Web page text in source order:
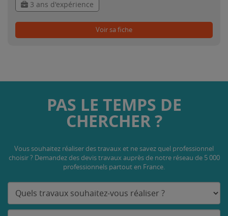
3 ans d'expérience
Voir sa fiche
PAS LE TEMPS DE
CHERCHER ?
Vous souhaitez réaliser des travaux et ne savez quel professionnel
choisir ? Demandez des devis travaux auprès de notre réseau de 5 000
professionnels partout en France.